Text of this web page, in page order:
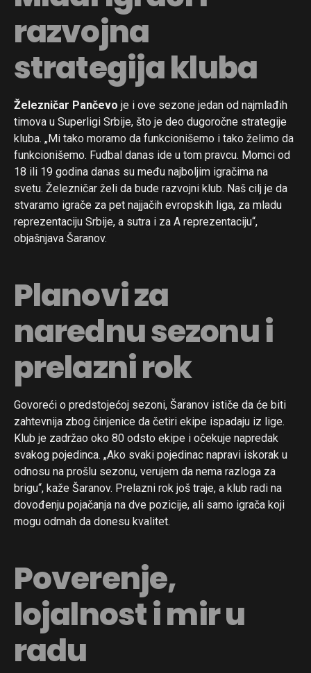
razvojna
strategija kluba
Železničar Pančevo je i ove sezone jedan od najmlađih
timova u Superligi Srbije, što je deo dugoročne strategije
kluba. „Mi tako moramo da funkcionišemo i tako želimo da
funkcionišemo. Fudbal danas ide u tom pravcu. Momci od
18 ili 19 godina danas su među najboljim igračima na
svetu. Železničar želi da bude razvojni klub. Naš cilj je da
stvaramo igrače za pet najjačih evropskih liga, za mladu
reprezentaciju Srbije, a sutra i za A reprezentaciju“,
objašnjava Šaranov.
Planovi za
narednu sezonu i
prelazni rok
Govoreći o predstojećoj sezoni, Šaranov ističe da će biti
zahtevnija zbog činjenice da četiri ekipe ispadaju iz lige.
Klub je zadržao oko 80 odsto ekipe i očekuje napredak
svakog pojedinca. „Ako svaki pojedinac napravi iskorak u
odnosu na prošlu sezonu, verujem da nema razloga za
brigu“, kaže Šaranov. Prelazni rok još traje, a klub radi na
dovođenju pojačanja na dve pozicije, ali samo igrača koji
mogu odmah da donesu kvalitet.
Poverenje,
lojalnost i mir u
radu